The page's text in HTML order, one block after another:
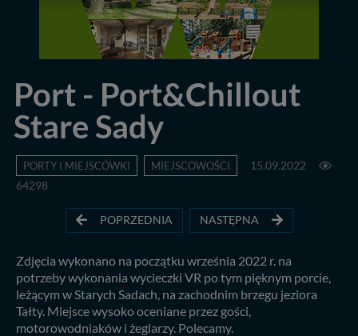
Port - Port&Chillout
Stare Sady
PORTY I MIEJSCÓWKI MIEJSCOWOŚCI
15.09.2022
64298
POPRZEDNIA NASTĘPNA
Zdjęcia wykonano na początku września 2022 r. na
potrzeby wykonania wycieczki VR po tym pięknym porcie,
leżącym w Starych Sadach, na zachodnim brzegu jeziora
Tałty. Miejsce wysoko oceniane przez gości,
motorowodniaków i żeglarzy. Polecamy.